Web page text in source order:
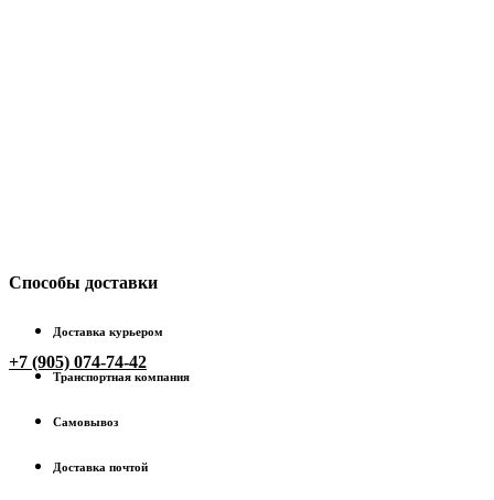
+7 (905) 074-74-42
Способы доставки
Доставка курьером
Транспортная компания
Самовывоз
Доставка почтой